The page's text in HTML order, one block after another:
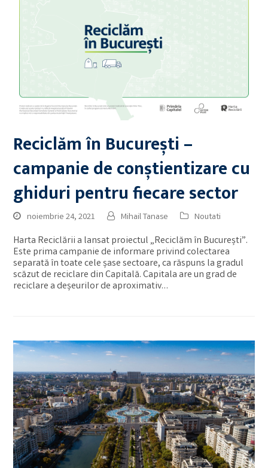
Reciclăm în București –
campanie de conștientizare cu
ghiduri pentru fiecare sector
noiembrie 24, 2021 Mihail Tanase Noutati
Harta Reciclării a lansat proiectul „Reciclăm în București”.
Este prima campanie de informare privind colectarea
separată în toate cele șase sectoare, ca răspuns la gradul
scăzut de reciclare din Capitală. Capitala are un grad de
reciclare a deșeurilor de aproximativ…